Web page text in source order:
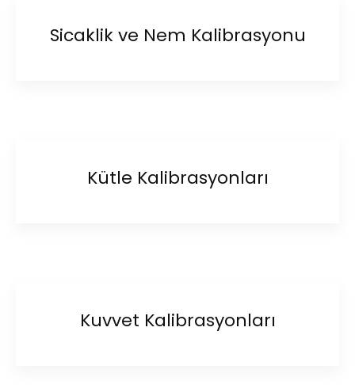
Sicaklik ve Nem Kalibrasyonu
Kütle Kalibrasyonları
Kuvvet Kalibrasyonları